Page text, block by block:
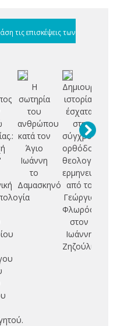
τις επισκέψεις των
Η
σωτηρία
του
ανθρώπου
κατά τον
Άγιο
Ιωάννη
το
Δαμασκηνό
Δημιουργία,
ιστορία,
έσχατα
στη
σύγχρονη
ορθόδοξη
θεολογική
ερμηνευτική:
από το
Γεώργιο
Φλωρόφσκυ
στον
Ιωάννη
Ζηζούλια